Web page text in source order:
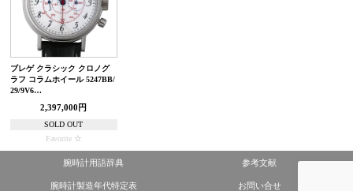
ブレゲ クラシック クロノグ
ラフ コラムホイール 5247BB/
29/9V6…
2,397,000円
SOLD OUT
Favorite
腕時計用語辞典 参考文献
腕時計製造年代特定表 お問い合せ